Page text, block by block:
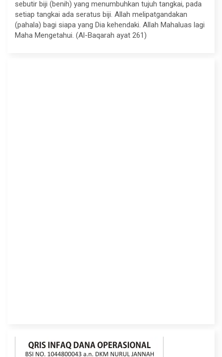
sebutir biji (benih) yang menumbuhkan tujuh tangkai, pada
setiap tangkai ada seratus biji. Allah melipatgandakan
(pahala) bagi siapa yang Dia kehendaki. Allah Mahaluas lagi
Maha Mengetahui. (Al-Baqarah ayat 261)